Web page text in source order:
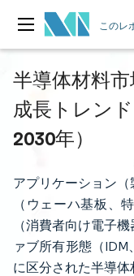
このレ
半導体材料
成長トレン
2030年）
アプリケーション
（ウェーハ基板、
（消費者向け電子
ァブ所有形態（
に区分された半導体